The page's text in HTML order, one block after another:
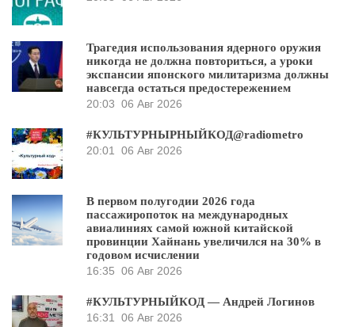
Трагедия использования ядерного оружия
никогда не должна повториться, а уроки
экспансии японского милитаризма должны
навсегда остаться предостережением
20:03 06 Авг 2026
#КУЛЬТУРНЫРНЫЙКОД@radiometro
20:01
06 Авг 2026
В первом полугодии 2026 года
пассажиропоток на международных
авиалиниях самой южной китайской
провинции Хайнань увеличился на 30% в
годовом исчислении
16:35 06 Авг 2026
#КУЛЬТУРНЫЙКОД — Андрей Логинов
16:31
06 Авг 2026